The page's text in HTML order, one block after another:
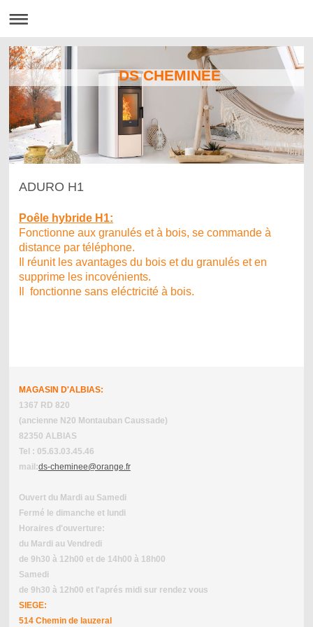
DS CHEMINEE
ADURO H1
Poêle hybride H1:
Fonctionne aux granulés et à bois, se commande à
distance par téléphone.
Il réunit les avantages du bois et du granulés et en
supprime les incovénients.
Il fonctionne sans eléctricité à bois.
MAGASIN D'ALBIAS:
1367 RD 820
(ancienne N20 Montauban Caussade)
82350 ALBIAS
Tel : 05.63.03.45.46
mail:ds-cheminee@orange.fr
Ouvert du Mardi au Samedi
Fermé le dimanche et lundi
Horaires d'ouverture:
du Mardi au Vendredi
de 9h30 à 12h00 et de 14h00 à 18h00
Samedi
de 9h30 à 12h00 et l'aprés midi sur rendez vous
SIEGE:
514 Chemin de lauzeral